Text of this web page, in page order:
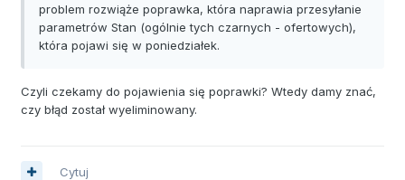
problem rozwiąże poprawka, która naprawia przesyłanie
parametrów Stan (ogólnie tych czarnych - ofertowych),
która pojawi się w poniedziałek.
Czyli czekamy do pojawienia się poprawki? Wtedy damy znać,
czy błąd został wyeliminowany.
Cytuj